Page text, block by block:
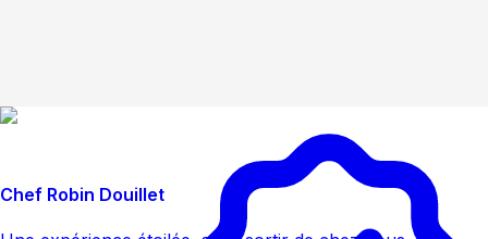
Chef Robin Douillet